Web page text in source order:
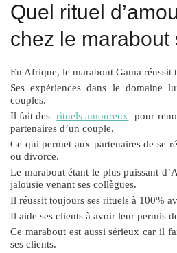
Quel rituel
chez le marabout
En Afrique, le marabout Gama réussit
Ses expériences dans le domaine
couples.
Il fait des rituels amoureux pour
partenaires d’un couple.
Ce qui permet aux partenaires de se
ou divorce.
Le marabout étant le plus puissant
jalousie venant ses collègues.
Il réussit toujours ses rituels à 100%
Il aide ses clients à avoir leur permis
Ce marabout est aussi sérieux car il
ses clients.